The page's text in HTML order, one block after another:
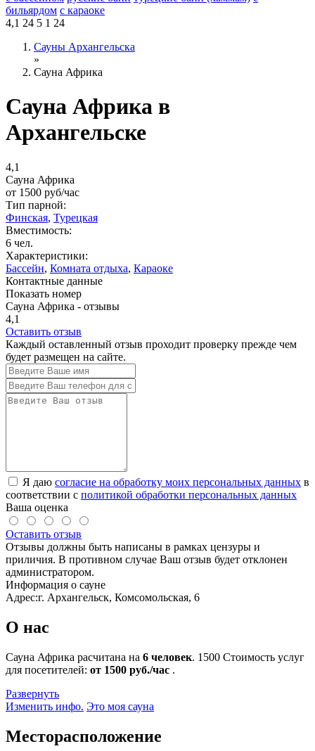
бильярдом с караоке
4,1 24 5 1 24
Сауны Архангельска
»
Сауна Африка
Сауна Африка в
Архангельске
4,1
Сауна Африка
от 1500 руб/час
Тип парной:
Финская, Турецкая
Вместимость:
6 чел.
Характеристики:
Бассейн, Комната отдыха, Караоке
Контактные данные
Показать номер
Сауна Африка - отзывы
4,1
Оставить отзыв
Каждый оставленный отзыв проходит проверку прежде чем
будет размещен на сайте.
Я даю согласие на обработку моих персональных данных в
соответствии с политикой обработки персональных данных
Ваша оценка
Оставить отзыв
Отзывы должны быть написаны в рамках цензуры и
приличия. В противном случае Ваш отзыв будет отклонен
администратором.
Информация о сауне
Адрес:г. Архангельск, Комсомольская, 6
О нас
Сауна Африка расчитана на 6 человек. 1500 Стоимость услуг
для посетителей: от 1500 руб./час .
Развернуть
Изменить инфо. Это моя сауна
Месторасположение